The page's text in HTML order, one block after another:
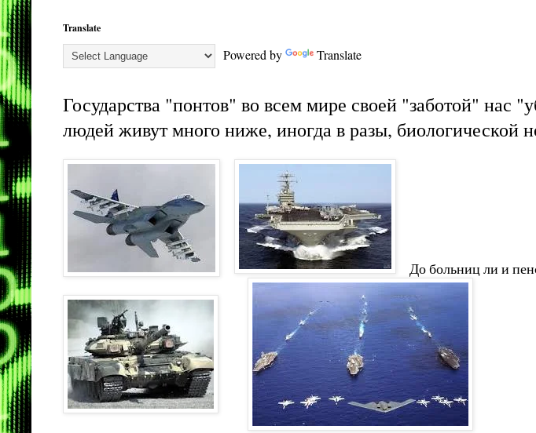
Translate
Powered by Translate
Государства "понтов" во всем мире своей "заботой" нас
людей живут много ниже, иногда в разы, биологической
До больниц ли и